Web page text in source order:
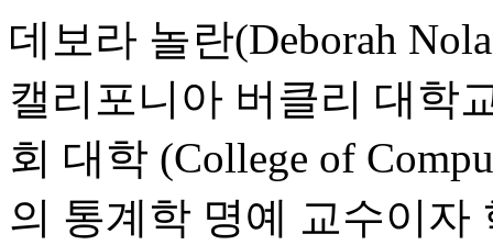
데보라 놀란(Deborah
캘리포니아 버클리 대학
회 대학 (College of
의 통계학 명예 교수이자